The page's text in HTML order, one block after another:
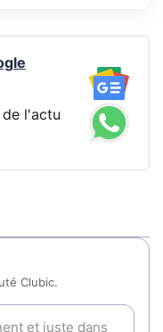
de l'actu
Clubic.